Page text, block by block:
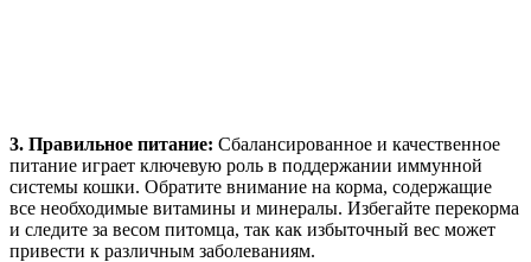
3. Правильное питание: Сбалансированное и качественное
питание играет ключевую роль в поддержании иммунной
системы кошки. Обратите внимание на корма, содержащие
все необходимые витамины и минералы. Избегайте перекорма
и следите за весом питомца, так как избыточный вес может
привести к различным заболеваниям.